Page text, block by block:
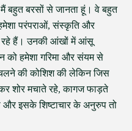
बहुत बरसों से जानता हूं। वे बहुत
परंपराओं, संस्कृति और
रहे हैं। उनकी आंखों में आंसू
हमेशा गरिमा और संयम से
की कोशिश की लेकिन जिस
शोर मचाते रहे, कागज फाड़ते
इसके शिष्टाचार के अनुरुप तो